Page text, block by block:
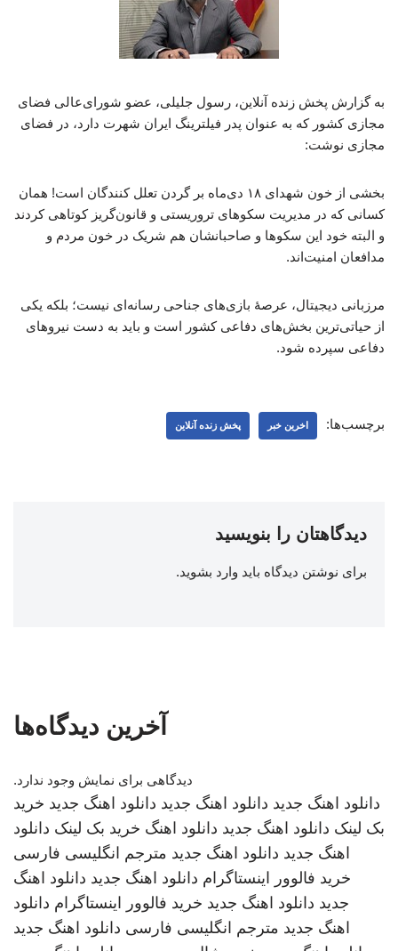
به گزارش پخش زنده آنلاین، رسول جلیلی، عضو شورای‌عالی فضای
مجازی کشور که به عنوان پدر فیلترینگ ایران شهرت دارد، در فضای
مجازی نوشت:
بخشی از خون شهدای ۱۸ دی‌ماه بر گردن تعلل کنندگان است! همان
کسانی که در مدیریت سکوهای تروریستی و قانون‌گریز کوتاهی کردند
و البته خود این سکوها و صاحبانشان هم شریک در خون مردم و
مدافعان امنیت‌اند.
مرزبانی دیجیتال، عرصهٔ بازی‌های جناحی رسانه‌ای نیست؛ بلکه یکی
از حیاتی‌ترین بخش‌های دفاعی کشور است و باید به دست نیروهای
دفاعی سپرده شود.
برچسب‌ها: اخرین خبر پخش زنده آنلاین
دیدگاهتان را بنویسید
برای نوشتن دیدگاه باید وارد بشوید.
آخرین دیدگاه‌ها
دیدگاهی برای نمایش وجود ندارد.
دانلود اهنگ جدید دانلود اهنگ جدید دانلود اهنگ جدید خرید
بک لینک دانلود اهنگ جدید دانلود اهنگ خرید بک لینک دانلود
اهنگ جدید دانلود اهنگ جدید مترجم انگلیسی فارسی
خرید فالوور اینستاگرام دانلود اهنگ جدید دانلود اهنگ
جدید دانلود اهنگ جدید خرید فالوور اینستاگرام دانلود
اهنگ جدید مترجم انگلیسی فارسی دانلود اهنگ جدید